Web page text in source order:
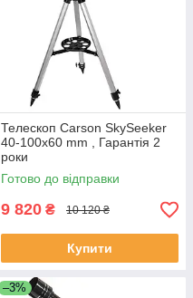
Телескоп Carson SkySeeker
40-100x60 mm , Гарантія 2
роки
Готово до відправки
9 820 ₴ 10 120 ₴
Купити
–3%